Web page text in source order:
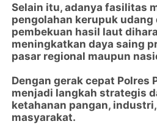
Selain itu, adanya fasilitas
pengolahan kerupuk udang
pembekuan hasil laut
meningkatkan daya saing
pasar regional maupun
Dengan gerak cepat Polres
menjadi langkah strategis
ketahanan pangan,
masyarakat.